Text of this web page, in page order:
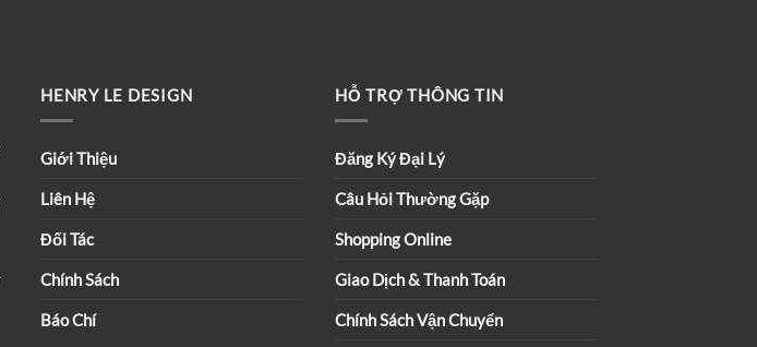
HENRY LE DESIGN
Giới Thiệu
Liên Hệ
Đối Tác
Chính Sách
Báo Chí
HỖ TRỢ THÔNG TIN
Đăng Ký Đại Lý
Câu Hỏi Thường Gặp
Shopping Online
Giao Dịch & Thanh Toán
Chính Sách Vận Chuyển